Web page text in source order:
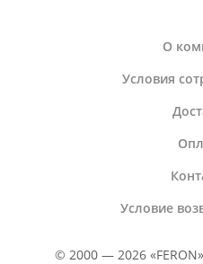
О
Условия
Условие
© 2000 — 2026